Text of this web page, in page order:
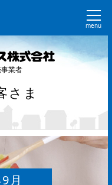
menu
業者
さま
月